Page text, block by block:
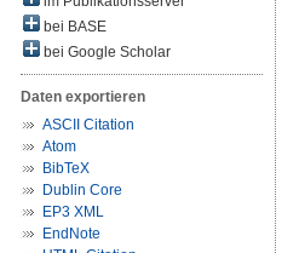
bei BASE
bei Google Scholar
Daten exportieren
ASCII Citation
Atom
BibTeX
Dublin Core
EP3 XML
EndNote